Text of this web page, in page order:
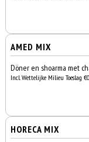
AMED MIX
Döner en shoarma met
Incl. Wettelijke Milieu Toeslag
HORECA MIX